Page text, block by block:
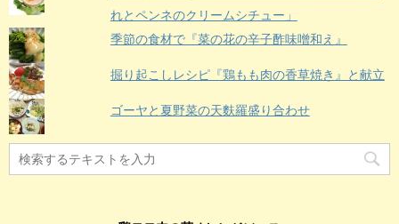
れとペンネのクリームシチュー」
季節の食材で『菜の花の辛子酢味噌和え』
掘り起こしレシピ『鶏もも肉の香草焼き』と献立
ゴーヤと夏野菜の天麩羅盛り合わせ